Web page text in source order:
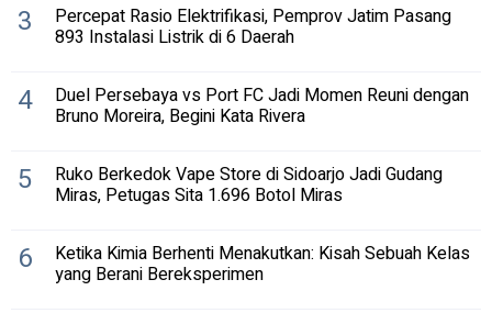
3 Percepat Rasio Elektrifikasi, Pemprov Jatim Pasang
893 Instalasi Listrik di 6 Daerah
4 Duel Persebaya vs Port FC Jadi Momen Reuni dengan
Bruno Moreira, Begini Kata Rivera
5 Ruko Berkedok Vape Store di Sidoarjo Jadi Gudang
Miras, Petugas Sita 1.696 Botol Miras
6 Ketika Kimia Berhenti Menakutkan: Kisah Sebuah Kelas
yang Berani Bereksperimen